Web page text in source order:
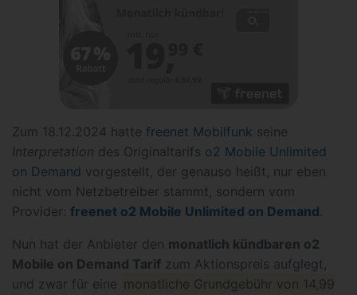
Zum 18.12.2024 hatte freenet Mobilfunk seine
Interpretation des Originaltarifs o2 Mobile Unlimited
on Demand vorgestellt, der genauso heißt, nur eben
nicht vom Netzbetreiber stammt, sondern vom
Provider: freenet o2 Mobile Unlimited on Demand.
Nun hat der Anbieter den monatlich kündbaren o2
Mobile on Demand Tarif zum Aktionspreis aufglegt,
und zwar für eine monatliche Grundgebühr von 14,99